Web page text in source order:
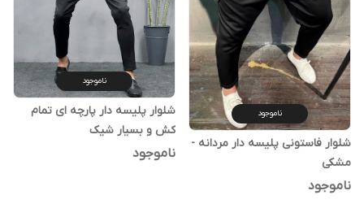
ناموجود
شلوار فاستونی پلیسه دار مردانه -
مشکی
ناموجود
ناموجود
شلوار پلیسه دار پارچه ای تمام
کش و بسیار شیک
ناموجود